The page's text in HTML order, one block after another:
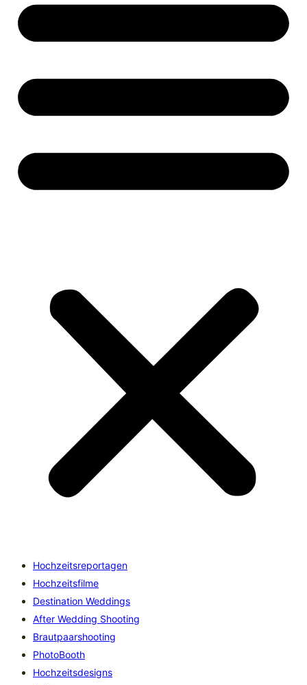
Hochzeitsreportagen
Hochzeitsfilme
Destination Weddings
After Wedding Shooting
Brautpaarshooting
PhotoBooth
Hochzeitsdesigns